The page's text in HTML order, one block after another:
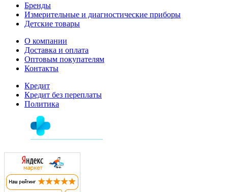
Бренды
Измерительные и диагностические приборы
Детские товары
О компании
Доставка и оплата
Оптовым покупателям
Контакты
Кредит
Кредит без переплаты
Политика